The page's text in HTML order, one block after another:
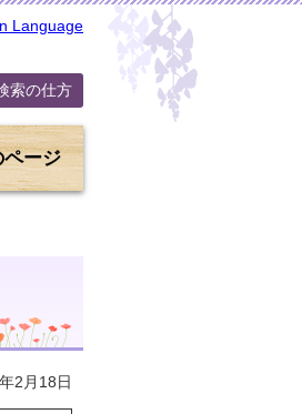
Language
索の仕方
ージ
2月18日